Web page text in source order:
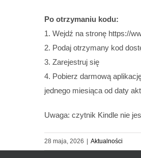
Po otrzymaniu kodu:
1. Wejdź na stronę https://
2. Podaj otrzymany kod
3. Zarejestruj się
4. Pobierz darmową
jednego miesiąca od daty
Uwaga: czytnik Kindle nie
28 maja, 2026 Aktualności